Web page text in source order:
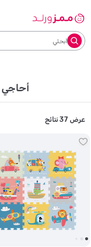
ابحثي
أحاجي
عرض 37 نتائج